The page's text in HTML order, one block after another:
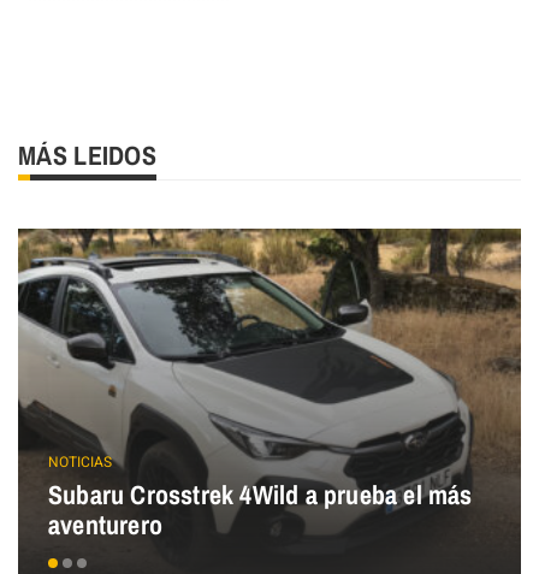
MÁS LEIDOS
NOTICIAS
Subaru Crosstrek 4Wild a prueba el más
aventurero